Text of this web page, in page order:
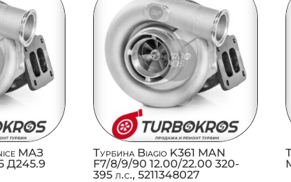
МАЗ
Д245.9
Турбина Biagio K361 MAN
F7/8/9/90 12.00/22.00 320-
395 л.с., 5211348027